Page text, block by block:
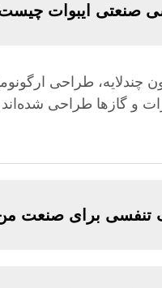
صنعتی ایبوات
و گازها طراحی
تنفسی برای صنعت